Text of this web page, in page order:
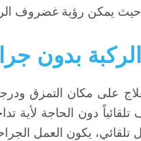
حيث يمكن رؤية غضروف
بدون
على مكان التمزق
دون الحاجة لأية
تلقائي، يكون العمل